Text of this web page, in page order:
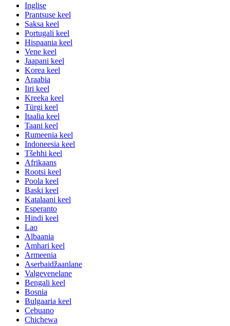
Inglise
Prantsuse keel
Saksa keel
Portugali keel
Hispaania keel
Vene keel
Jaapani keel
Korea keel
Araabia
Iiri keel
Kreeka keel
Türgi keel
Itaalia keel
Taani keel
Rumeenia keel
Indoneesia keel
Tšehhi keel
Afrikaans
Rootsi keel
Poola keel
Baski keel
Katalaani keel
Esperanto
Hindi keel
Lao
Albaania
Amhari keel
Armeenia
Aserbaidžaanlane
Valgevenelane
Bengali keel
Bosnia
Bulgaaria keel
Cebuano
Chichewa